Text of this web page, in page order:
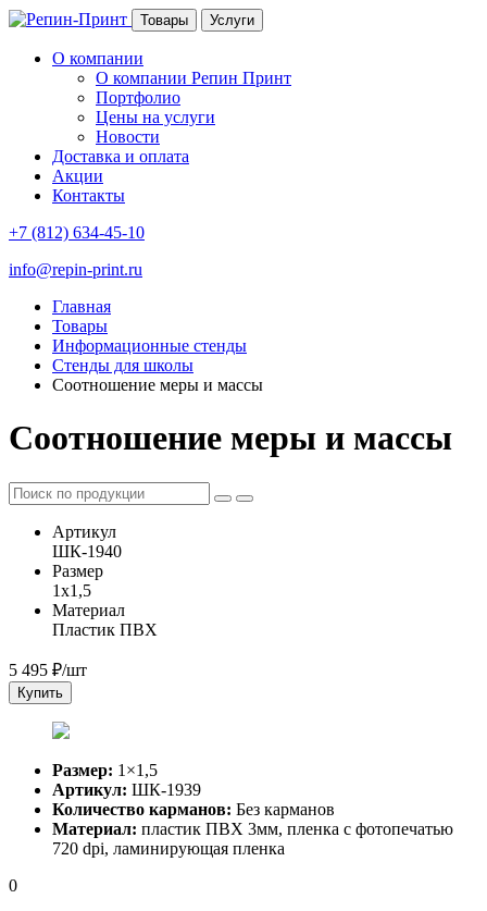
Товары Услуги
О компании
О компании Репин Принт
Портфолио
Цены на услуги
Новости
Доставка и оплата
Акции
Контакты
+7 (812) 634-45-10
info@repin-print.ru
Главная
Товары
Информационные стенды
Стенды для школы
Соотношение меры и массы
Соотношение меры и массы
Артикул
ШК-1940
Размер
1x1,5
Материал
Пластик ПВХ
5 495 ₽/шт
Купить
Размер: 1×1,5
Артикул: ШК-1939
Количество карманов: Без карманов
Материал: пластик ПВХ 3мм, пленка с фотопечатью
720 dpi, ламинирующая пленка
0